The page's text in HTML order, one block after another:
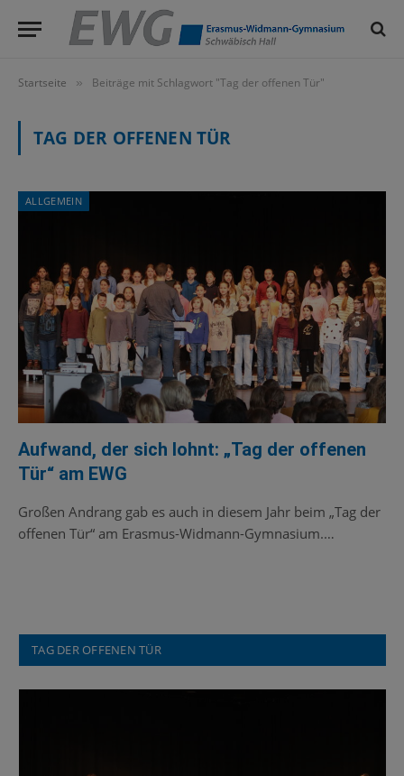
Startseite » Beiträge mit Schlagwort "Tag der offenen Tür"
TAG DER OFFENEN TÜR
ALLGEMEIN
Aufwand, der sich lohnt: „Tag der offenen
Tür“ am EWG
Großen Andrang gab es auch in diesem Jahr beim „Tag der
offenen Tür“ am Erasmus-Widmann-Gymnasium.…
TAG DER OFFENEN TÜR